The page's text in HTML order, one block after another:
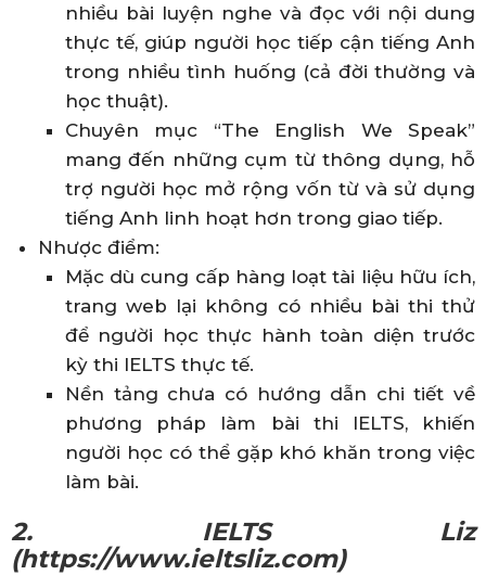
nhiều bài luyện nghe và đọc với nội dung
thực tế, giúp người học tiếp cận tiếng Anh
trong nhiều tình huống (cả đời thường và
học thuật).
Chuyên mục “The English We Speak”
mang đến những cụm từ thông dụng, hỗ
trợ người học mở rộng vốn từ và sử dụng
tiếng Anh linh hoạt hơn trong giao tiếp.
Nhược điểm:
Mặc dù cung cấp hàng loạt tài liệu hữu ích,
trang web lại không có nhiều bài thi thử
để người học thực hành toàn diện trước
kỳ thi IELTS thực tế.
Nền tảng chưa có hướng dẫn chi tiết về
phương pháp làm bài thi IELTS, khiến
người học có thể gặp khó khăn trong việc
làm bài.
2. IELTS Liz
(https://www.ieltsliz.com)